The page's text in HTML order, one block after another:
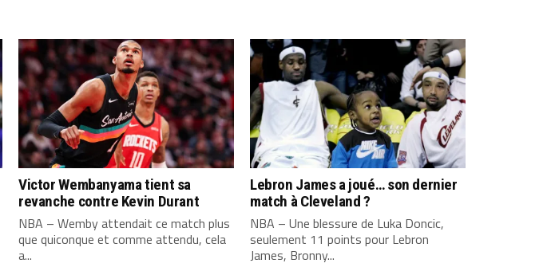
Victor Wembanyama tient sa
revanche contre Kevin Durant
NBA – Wemby attendait ce match plus
que quiconque et comme attendu, cela
a...
Lebron James a joué… son dernier
match à Cleveland ?
NBA – Une blessure de Luka Doncic,
seulement 11 points pour Lebron
James, Bronny...